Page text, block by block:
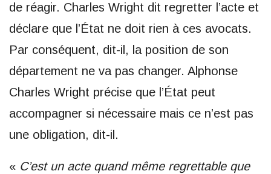
de réagir. Charles Wright dit regretter l’acte et
déclare que l’État ne doit rien à ces avocats.
Par conséquent, dit-il, la position de son
département ne va pas changer. Alphonse
Charles Wright précise que l’État peut
accompagner si nécessaire mais ce n’est pas
une obligation, dit-il.
« C’est un acte quand même regrettable que